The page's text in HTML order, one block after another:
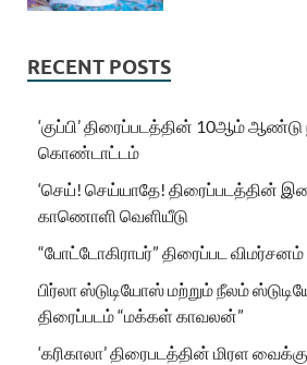
RECENT POSTS
‘குப்பி’ திரைப்படத்தின் 10ஆம் ஆண்டு
கொண்டாட்டம்
‘செய்! செய்யாதே! திரைப்படத்தின்
காணொளி வெளியீடு
“போட்டோகிராபர்” திரைப்பட விமர்சனம்
பிர்லா ஸ்டுடியோஸ் மற்றும் நீலம்
திரைப்படம் “மக்கள் காவலன்”
‘கரிகாலா’ திரைபடத்தின் மிரள